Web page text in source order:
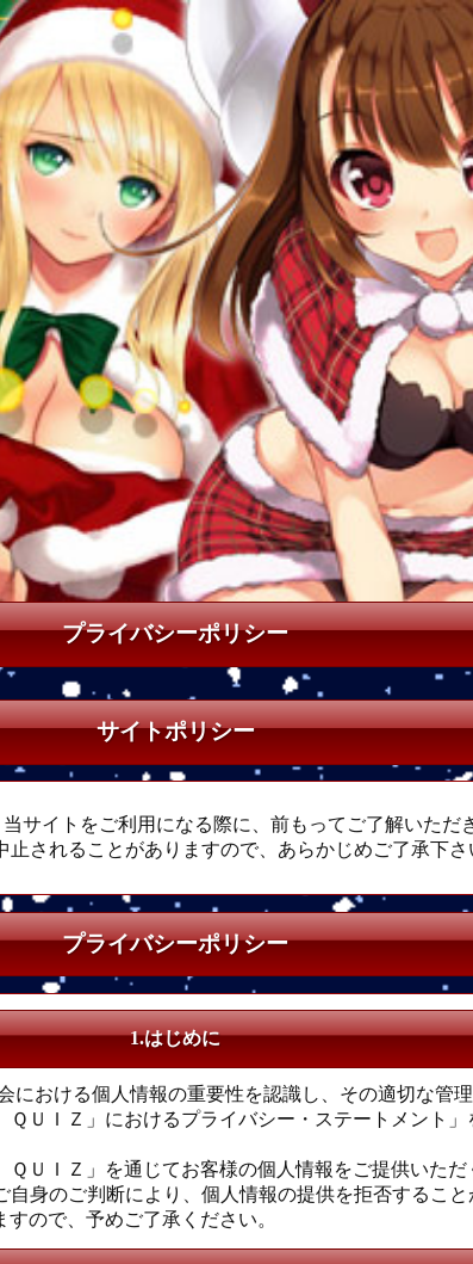
プライバシーポリシー
サイトポリシー
サイトをご利用になる際に、前もってご了解いただ
されることがありますので、あらかじめご了承下さ
プライバシーポリシー
1.はじめに
おける個人情報の重要性を認識し、その適切な管
ＩＺ」におけるプライバシー・ステートメント」
ＩＺ」を通じてお客様の個人情報をご提供いただ
身のご判断により、個人情報の提供を拒否するこ
ので、予めご了承ください。